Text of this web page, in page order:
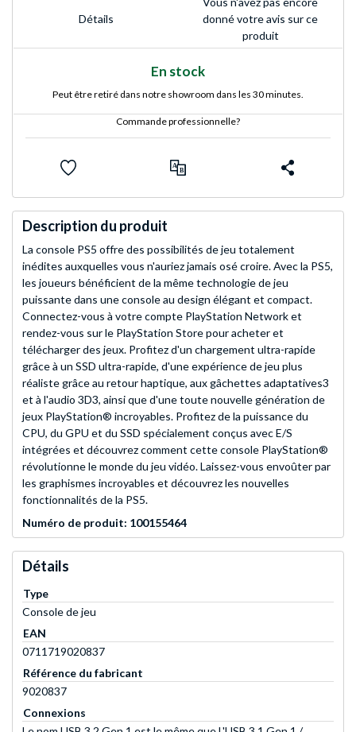
Détails
donné votre avis sur ce
produit
En stock
Peut être retiré dans notre showroom dans les 30 minutes.
Commande professionnelle?
Description du produit
La console PS5 offre des possibilités de jeu totalement
inédites auxquelles vous n'auriez jamais osé croire. Avec la PS5,
les joueurs bénéficient de la même technologie de jeu
puissante dans une console au design élégant et compact.
Connectez-vous à votre compte PlayStation Network et
rendez-vous sur le PlayStation Store pour acheter et
télécharger des jeux. Profitez d'un chargement ultra-rapide
grâce à un SSD ultra-rapide, d'une expérience de jeu plus
réaliste grâce au retour haptique, aux gâchettes adaptatives3
et à l'audio 3D3, ainsi que d'une toute nouvelle génération de
jeux PlayStation® incroyables. Profitez de la puissance du
CPU, du GPU et du SSD spécialement conçus avec E/S
intégrées et découvrez comment cette console PlayStation®
révolutionne le monde du jeu vidéo. Laissez-vous envoûter par
les graphismes incroyables et découvrez les nouvelles
fonctionnalités de la PS5.
Numéro de produit: 100155464
Détails
Type
Console de jeu
EAN
0711719020837
Référence du fabricant
9020837
Connexions